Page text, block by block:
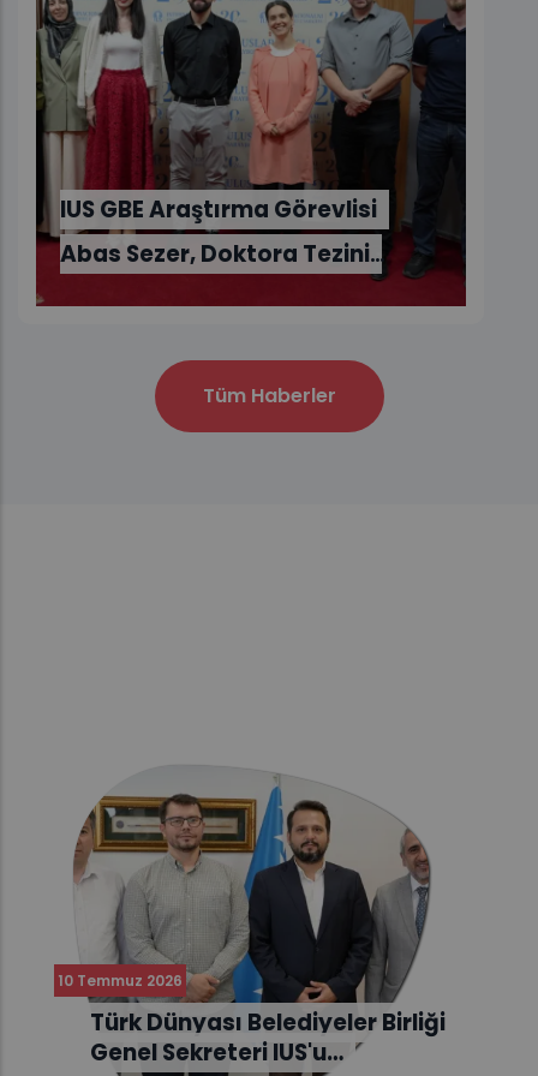
Tüm Haberler
10 Temmuz 2026
Türk Dünyası Belediyeler Birliği
Genel Sekreteri IUS'u…